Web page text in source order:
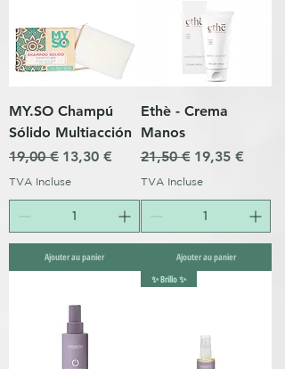
MY.SO Champú
Sólido Multiacción
Prix original
19,00 € Prix promotionnel
13,30 €
TVA Incluse
Ajouter au panier
Ethè - Crema
Manos
Prix original
21,50 € Prix
19,35 €
TVA Incluse
Ajouter au panier
✨ Brillo ✨